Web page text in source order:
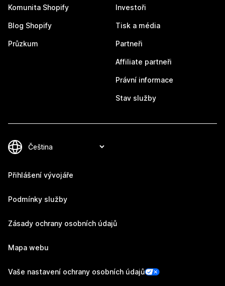
Komunita Shopify
Blog Shopify
Průzkum
Investoři
Tisk a média
Partneři
Affiliate partneři
Právní informace
Stav služby
Přihlášení vývojáře
Podmínky služby
Zásady ochrany osobních údajů
Mapa webu
Vaše nastavení ochrany osobních údajů